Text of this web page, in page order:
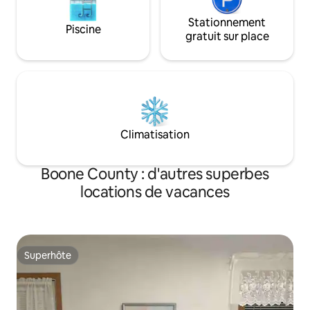
Piscine
Stationnement
gratuit sur place
Climatisation
Boone County : d'autres superbes
locations de vacances
Superhôte
Superhôte